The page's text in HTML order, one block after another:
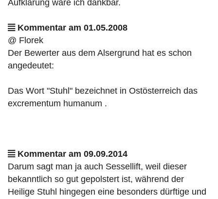
Aufklärung wäre ich dankbar.
Kommentar am 01.05.2008
@ Florek
Der Bewerter aus dem Alsergrund hat es schon
angedeutet:
Das Wort "Stuhl" bezeichnet in Ostösterreich das
excrementum humanum .
Kommentar am 09.09.2014
Darum sagt man ja auch Sessellift, weil dieser
bekanntlich so gut gepolstert ist, während der
Heilige Stuhl hingegen eine besonders dürftige und